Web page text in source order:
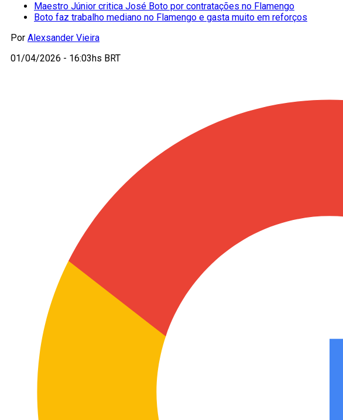
Maestro Júnior critica José Boto por contratações no Flamengo
Boto faz trabalho mediano no Flamengo e gasta muito em reforços
Por Alexsander Vieira
01/04/2026 - 16:03hs BRT